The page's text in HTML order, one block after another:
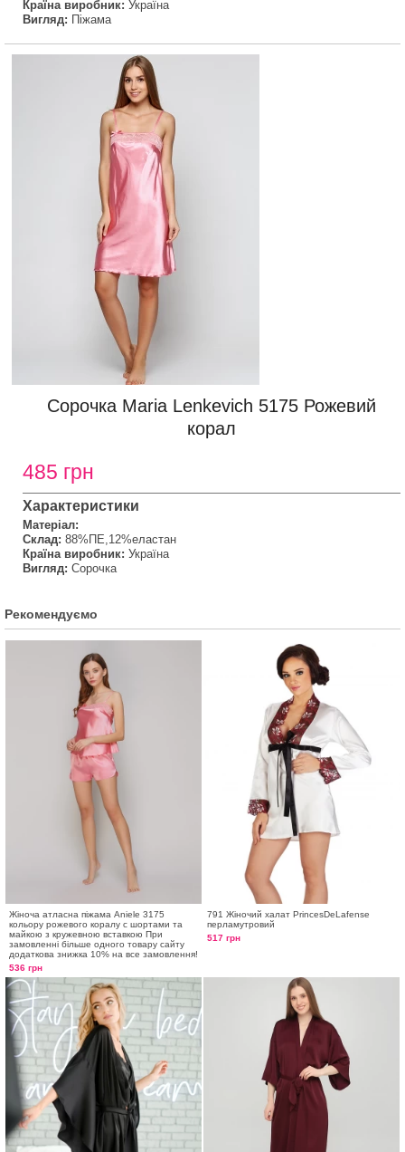
Країна виробник: Україна
Вигляд: Піжама
Сорочка Maria Lenkevich 5175 Рожевий
корал
485 грн
Характеристики
Матеріал:
Склад: 88%ПЕ,12%еластан
Країна виробник: Україна
Вигляд: Сорочка
Рекомендуємо
Жіноча атласна піжама Aniele 3175
кольору рожевого коралу с шортами та
майкою з кружевною вставкою При
замовленні більше одного товару сайту
додаткова знижка 10% на все замовлення!
536 грн
791 Жіночий халат PrincesDeLafense
перламутровий
517 грн